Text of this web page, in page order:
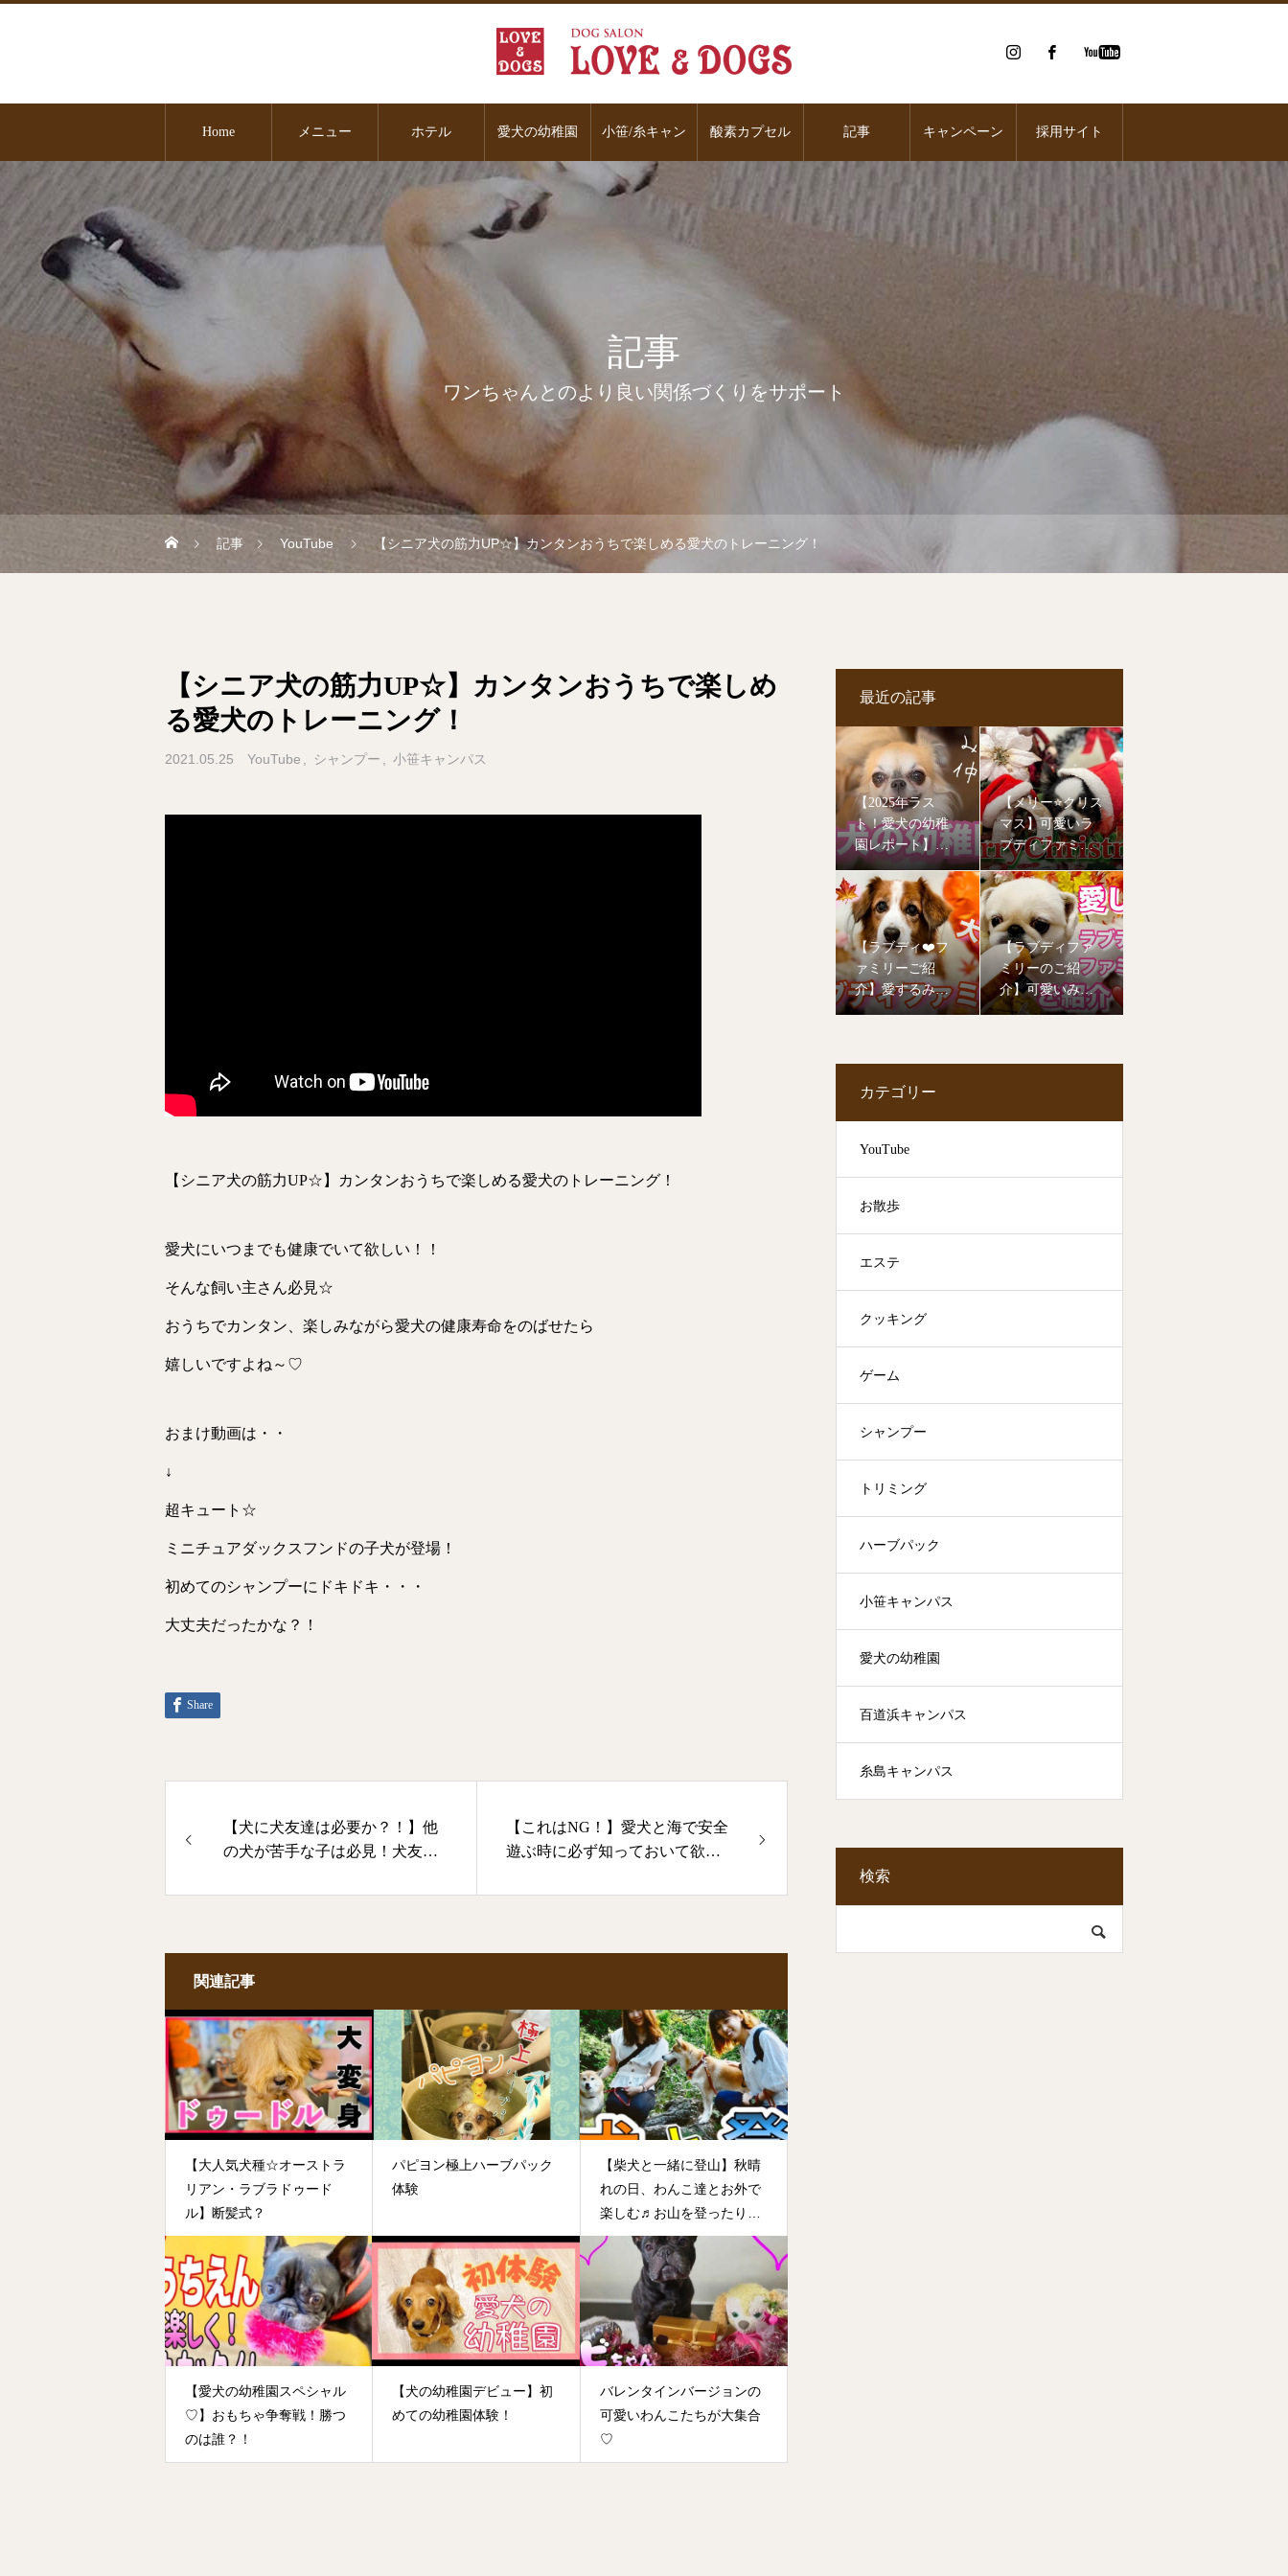
Home メニュー ホテル 愛犬の幼稚園 小笹/糸キャン 酸素カプセル 記事 キャンペーン 採用サイト
記事
ワンちゃんとのより良い関係づくりをサポート
記事 YouTube 【シニア犬の筋力UP☆】カンタンおうちで楽しめる愛犬のトレーニング！
【シニア犬の筋力UP☆】カンタンおうちで楽しめ
る愛犬のトレーニング！
2021.05.25 YouTube シャンプー 小笹キャンパス
【シニア犬の筋力UP☆】カンタンおうちで楽しめる愛犬のトレーニング！
愛犬にいつまでも健康でいて欲しい！！
そんな飼い主さん必見☆
おうちでカンタン、楽しみながら愛犬の健康寿命をのばせたら
嬉しいですよね～♡
おまけ動画は・・
↓
超キュート☆
ミニチュアダックスフンドの子犬が登場！
初めてのシャンプーにドキドキ・・・
大丈夫だったかな？！
Share
【犬に犬友達は必要か？！】他
の犬が苦手な子は必見！犬友の
【これはNG！】愛犬と海で安全
遊ぶ時に必ず知っておいて欲し
関連記事
【大人気犬種☆オーストラ
リアン・ラブラドゥード
ル】断髪式？
パピヨン極上ハーブパック
体験
【柴犬と一緒に登山】秋晴
れの日、わんこ達とお外で
楽しむ♬お山を登ったり、
芝生の上を全力疾走した
り・・・
【愛犬の幼稚園スペシャル
♡】おもちゃ争奪戦！勝つ
のは誰？！
【犬の幼稚園デビュー】初
めての幼稚園体験！
バレンタインバージョンの
可愛いわんこたちが大集合
♡
最近の記事
【2025年ラス
ト！愛犬の幼稚
園レポート】今
年もたくさんの
子達が幼稚園デ
ビューしました
🥰
【メリー⭐️クリス
マス】可愛いラ
ブディファミリ
ーご紹介❤️
【ラブディ❤️フ
ァミリーご紹
介】愛するみん
なの笑顔をお届
【ラブディファ
ミリーのご紹
介】可愛いみん
なのお姿を見て
カテゴリー
YouTube
お散歩
エステ
クッキング
ゲーム
シャンプー
トリミング
ハーブパック
小笹キャンパス
愛犬の幼稚園
百道浜キャンパス
糸島キャンパス
検索